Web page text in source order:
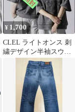
¥ 1,700
CLEL ライトオンス 刺
繍デザイン半袖スウェ
ット タグ付未開